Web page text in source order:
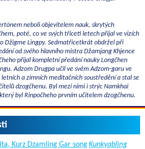
neboli objevitelem nauk, skrytých
poté, co ve svých třiceti letech přijal ve vizích
Džigme Lingpy. Sedmatřicetkrát obdržel při
od svého hlavního mistra Džamjang Khjence
přijal kompletní předání nauky Longčhen
Adzom Drugpa učil ve svém Adzom-garu ve
a zimních meditačních soustředění a stal se
dzogčhenu. Byl mezi nimi i strýc Namkhai
byl Rinpočheho prvním učitelem dzogčhenu.
Kurz Dzamling Gar songKunkyabling